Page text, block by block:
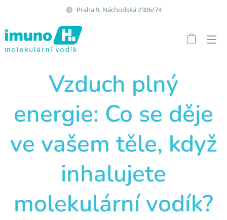
Praha 9, Náchodská 2306/74
Vzduch plný
energie: Co se děje
ve vašem těle, když
inhalujete
molekulární vodík?